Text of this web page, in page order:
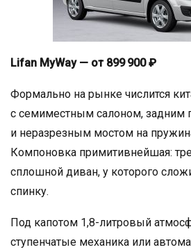
Lifan MyWay — от 899 900 ₽
Формально на рынке числится
с семиместным салоном, задним
и неразрезным мостом на
Компоновка примитивнейшая:
сплошной диван, у которого
спинку.
Под капотом 1,8-литровый
ступенчатые механика или